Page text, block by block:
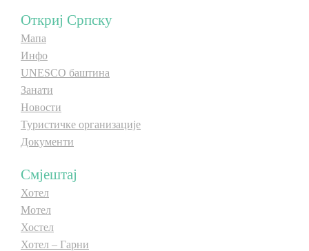
Откриј Српску
Мапа
Инфо
UNESCO баштина
Занати
Новости
Туристичке организације
Документи
Смјештај
Хотел
Мотел
Хостел
Хотел – Гарни